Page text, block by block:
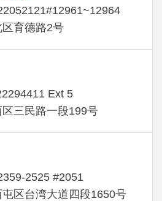
育德路2号
Ext 5
三民路一段199号
2525 #2051
区台湾大道四段1650号